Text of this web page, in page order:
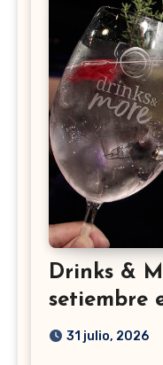
Drinks &
setiembre
31 julio, 2026